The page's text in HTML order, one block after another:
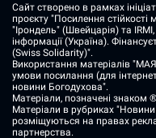
Сайт створено в рамках
проєкту "Посилення
"Ірондель" (Швейцарія) та
інформації (Україна).
(Swiss Solidarity)".
Використання матеріалів
умови посилання (для
новини Богодухова".
Матеріали, позначені знаком
Матеріали в рубриках "Новини
розміщуються на правах
партнерства.